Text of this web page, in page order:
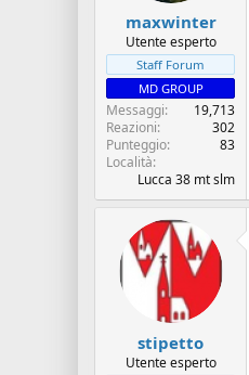
maxwinter
Utente esperto
Staff Forum
MD GROUP
Messaggi
19,713
Reazioni
302
Punteggio
83
Località
Lucca 38 mt slm
stipetto
Utente esperto